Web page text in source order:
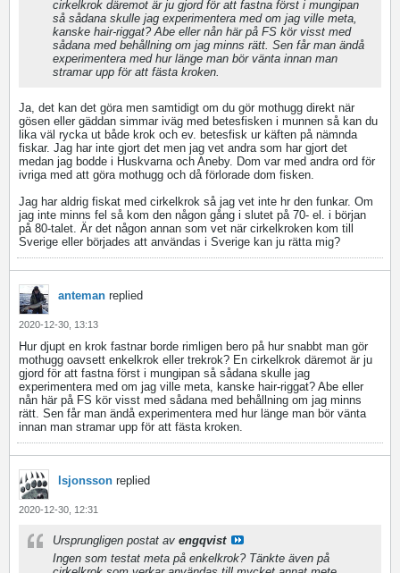
cirkelkrok däremot är ju gjord för att fastna först i mungipan
så sådana skulle jag experimentera med om jag ville meta,
kanske hair-riggat? Abe eller nån här på FS kör visst med
sådana med behållning om jag minns rätt. Sen får man ändå
experimentera med hur länge man bör vänta innan man
stramar upp för att fästa kroken.
Ja, det kan det göra men samtidigt om du gör mothugg direkt när
gösen eller gäddan simmar iväg med betesfisken i munnen så kan du
lika väl rycka ut både krok och ev. betesfisk ur käften på nämnda
fiskar. Jag har inte gjort det men jag vet andra som har gjort det
medan jag bodde i Huskvarna och Aneby. Dom var med andra ord för
ivriga med att göra mothugg och då förlorade dom fisken.
Jag har aldrig fiskat med cirkelkrok så jag vet inte hr den funkar. Om
jag inte minns fel så kom den någon gång i slutet på 70- el. i början
på 80-talet. Är det någon annan som vet när cirkelkroken kom till
Sverige eller börjades att användas i Sverige kan ju rätta mig?
anteman replied
2020-12-30, 13:13
Hur djupt en krok fastnar borde rimligen bero på hur snabbt man gör
mothugg oavsett enkelkrok eller trekrok? En cirkelkrok däremot är ju
gjord för att fastna först i mungipan så sådana skulle jag
experimentera med om jag ville meta, kanske hair-riggat? Abe eller
nån här på FS kör visst med sådana med behållning om jag minns
rätt. Sen får man ändå experimentera med hur länge man bör vänta
innan man stramar upp för att fästa kroken.
lsjonsson replied
2020-12-30, 12:31
Ursprungligen postat av engqvist
Ingen som testat meta på enkelkrok? Tänkte även på